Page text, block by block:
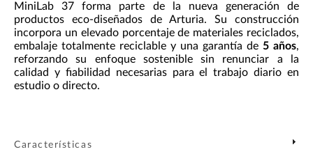
MiniLab 37 forma parte de la nueva generación de
productos eco-diseñados de Arturia. Su construcción
incorpora un elevado porcentaje de materiales reciclados,
embalaje totalmente reciclable y una garantía de 5 años,
reforzando su enfoque sostenible sin renunciar a la
calidad y fiabilidad necesarias para el trabajo diario en
estudio o directo.
Características